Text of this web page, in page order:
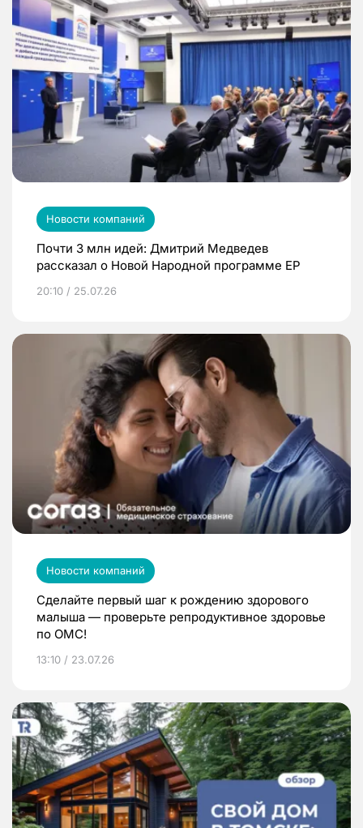
Новости компаний
Почти 3 млн идей: Дмитрий Медведев
рассказал о Новой Народной программе ЕР
20:10 / 25.07.26
Новости компаний
Сделайте первый шаг к рождению здорового
малыша — проверьте репродуктивное здоровье
по ОМС!
13:10 / 23.07.26